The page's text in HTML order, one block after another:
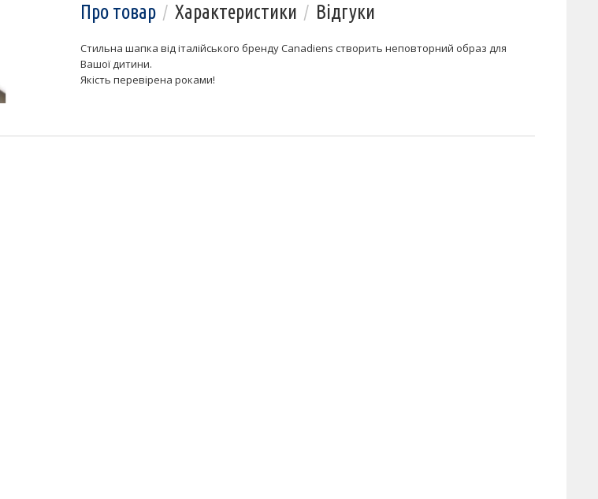
Про товар Характеристики Відгуки
Стильна шапка від італійського бренду Canadiens створить неповторний образ для
Вашої дитини.
Якість перевірена роками!